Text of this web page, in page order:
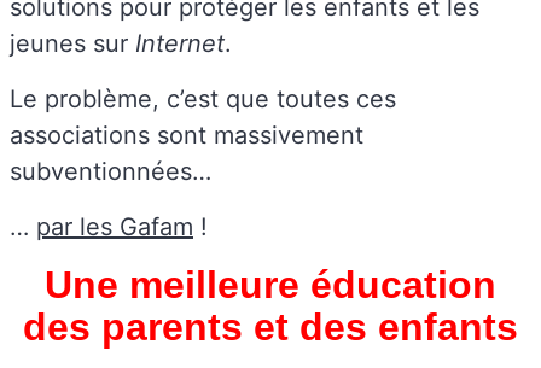
solutions pour protéger les enfants et les
jeunes sur Internet.
Le problème, c’est que toutes ces
associations sont massivement
subventionnées…
… par les Gafam !
Une meilleure éducation
des parents et des enfants